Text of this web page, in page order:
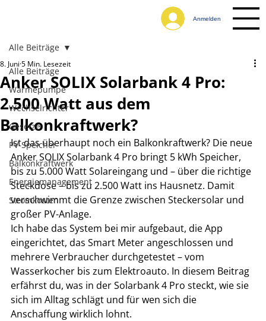
Anmelden
Alle Beiträge
Wärmepumpe
Wechselrichter
Gesetze
PV-Speicher
Balkonkraftwerk
Energiemanagement
Stromkosten
Alle Beiträge
Anker SOLIX Solarbank 4 Pro:
2.500 Watt aus dem
Balkonkraftwerk?
8. Juni 5 Min. Lesezeit
Ist das überhaupt noch ein Balkonkraftwerk? Die neue
Anker SOLIX Solarbank 4 Pro bringt 5 kWh Speicher,
bis zu 5.000 Watt Solareingang und – über die richtige
Steckdose – bis zu 2.500 Watt ins Hausnetz. Damit
verschwimmt die Grenze zwischen Steckersolar und
großer PV-Anlage.
Ich habe das System bei mir aufgebaut, die App
eingerichtet, das Smart Meter angeschlossen und
mehrere Verbraucher durchgetestet – vom
Wasserkocher bis zum Elektroauto. In diesem Beitrag
erfährst du, was in der Solarbank 4 Pro steckt, wie sie
sich im Alltag schlägt und für wen sich die
Anschaffung wirklich lohnt.